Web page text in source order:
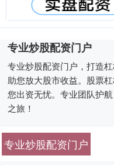
专业炒股配资门户
专业炒股配资门户，打造
助您放大股市收益。股票
您出资无忧。专业团队护
之旅！
专业炒股配资门户